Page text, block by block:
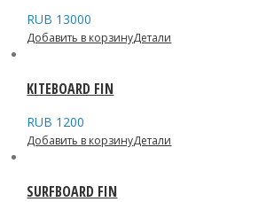
RUB 13000
Добавить в корзинуДетали
KITEBOARD FIN
RUB 1200
Добавить в корзинуДетали
SURFBOARD FIN